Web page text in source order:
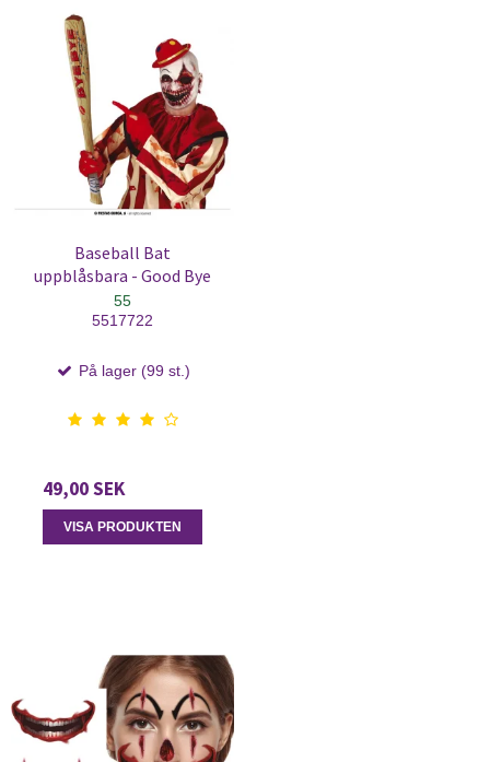
Baseball Bat
uppblåsbara - Good Bye
55
5517722
På lager (99 st.)
49,00 SEK
VISA PRODUKTEN